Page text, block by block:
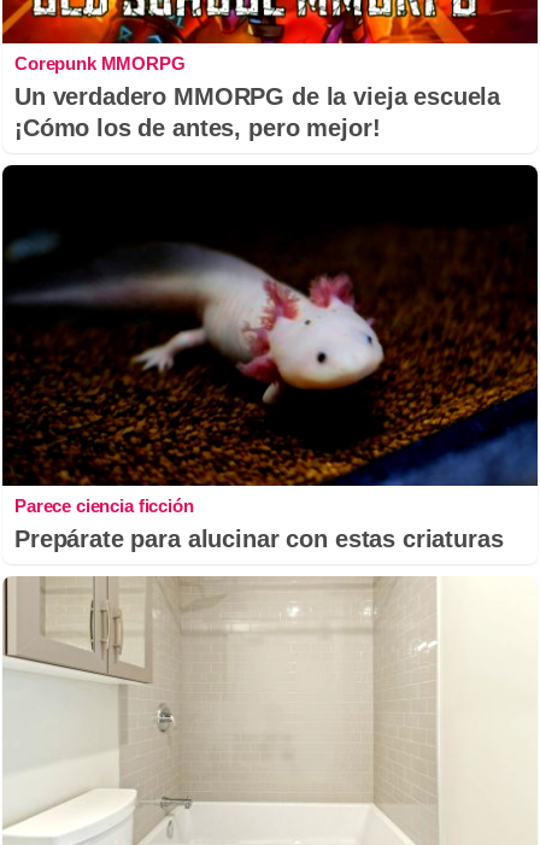
Corepunk MMORPG
Un verdadero MMORPG de la vieja escuela
¡Cómo los de antes, pero mejor!
Parece ciencia ficción
Prepárate para alucinar con estas criaturas